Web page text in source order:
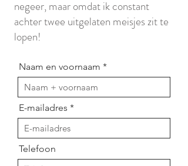
negeer, maar omdat ik constant
achter twee uitgelaten meisjes zit te
lopen!
Naam en voornaam
E-mailadres
Telefoon